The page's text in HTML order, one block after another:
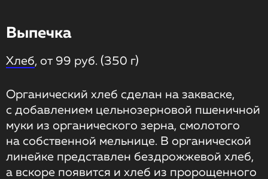
Выпечка
Хлеб, от 99 руб. (350 г)
Органический хлеб сделан на закваске,
с добавлением цельнозерновой пшеничной
муки из органического зерна, смолотого
на собственной мельнице. В органической
линейке представлен бездрожжевой хлеб,
а вскоре появится и хлеб из пророщенного